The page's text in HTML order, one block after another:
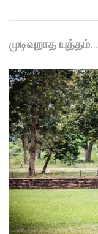
முடிவுறாத யுத்தம்…